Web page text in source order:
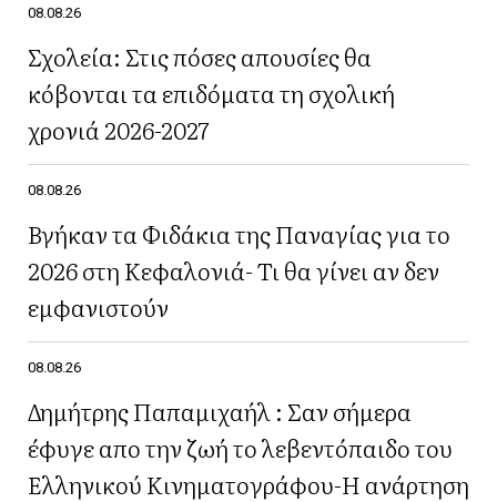
08.08.26
Σχολεία: Στις πόσες απουσίες θα
κόβονται τα επιδόματα τη σχολική
χρονιά 2026-2027
08.08.26
Βγήκαν τα Φιδάκια της Παναγίας για το
2026 στη Κεφαλονιά- Τι θα γίνει αν δεν
εμφανιστούν
08.08.26
Δημήτρης Παπαμιχαήλ : Σαν σήμερα
έφυγε απο την ζωή το λεβεντόπαιδο του
Ελληνικού Κινηματογράφου-Η ανάρτηση